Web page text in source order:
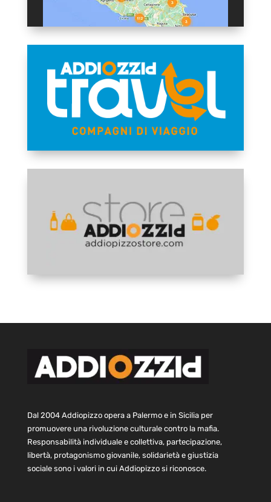
Dal 2004 Addiopizzo opera a Palermo e in Sicilia per
promuovere una rivoluzione culturale contro la mafia.
Responsabilità individuale e collettiva, partecipazione,
libertà, protagonismo giovanile, solidarietà e giustizia
sociale sono i valori in cui Addiopizzo si riconosce.